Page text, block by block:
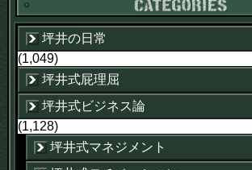
坪井の日常
(1,049)
坪井式屁理屈
坪井式ビジネス論
(1,128)
坪井式マネジメント